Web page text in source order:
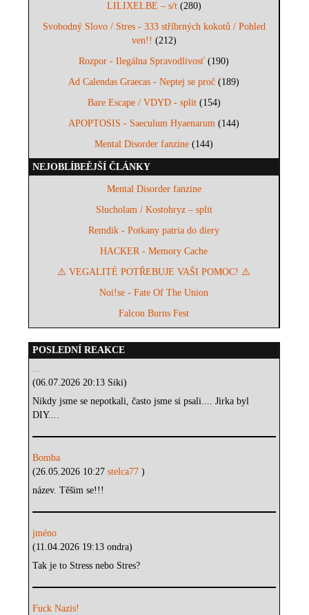
LILIXELBE – s/t(280)
Svobodný Slovo / Stres - 333 stříbrných kokotů / Pohled
ven!! (212)
Rozpor - Ilegálna Spravodlivosť (190)
Ad Calendas Graecas - Neptej se proč (189)
Bare Escape / VDYD - split(154)
APOPTOSIS - Saeculum Hyaenarum (144)
Mental Disorder fanzine (144)
NEJOBLÍBEĚJŠÍ ČLÁNKY
Mental Disorder fanzine
Slucholam / Kostohryz – split
Remdik - Potkany patria do diery
HACKER - Memory Cache
⚠️ VEGALITÉ POTŘEBUJE VAŠI POMOC! ⚠️
Noi!se - Fate Of The Union
Falcon Burns Fest
POSLEDNÍ REAKCE
...
(06.07.2026 20:13 Siki)
Nikdy jsme se nepotkali, často jsme si psali.... Jirka byl
DIY....
Bomba
(26.05.2026 10:27stelca77)
název. Těšim se!!!
jméno
(11.04.2026 19:13 ondra)
Tak je to Stress nebo Stres?
Fuck Nazis!